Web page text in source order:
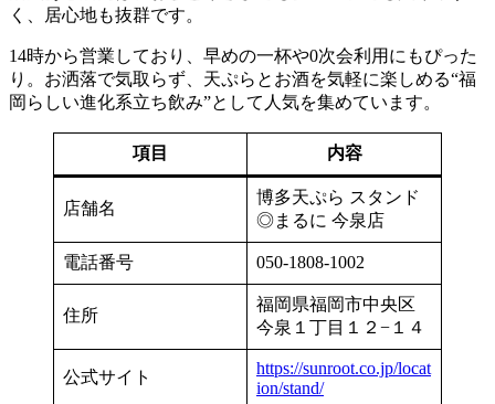
く、居心地も抜群です。
14時から営業しており、早めの一杯や0次会利用にもぴった
り。お洒落で気取らず、天ぷらとお酒を気軽に楽しめる“福
岡らしい進化系立ち飲み”として人気を集めています。
項目 内容
店舗名
博多天ぷら スタンド
◎まるに 今泉店
電話番号 050-1808-1002
住所
福岡県福岡市中央区
今泉１丁目１２−１４
公式サイト
https://sunroot.co.jp/locat
ion/stand/